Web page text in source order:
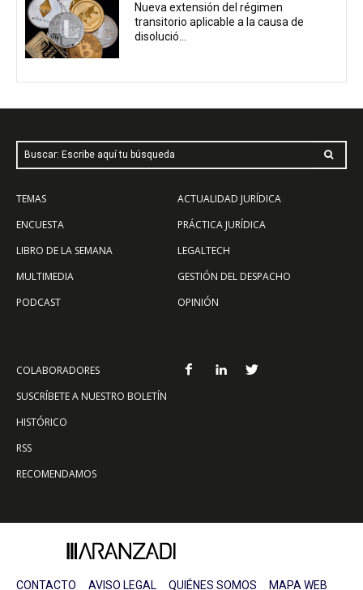
Nueva extensión del régimen
transitorio aplicable a la causa de
disolució...
Buscar: Escribe aquí tu búsqueda
TEMAS
ENCUESTA
LIBRO DE LA SEMANA
MULTIMEDIA
PODCAST
ACTUALIDAD JURÍDICA
PRÁCTICA JURÍDICA
LEGALTECH
GESTIÓN DEL DESPACHO
OPINIÓN
COLABORADORES
SUSCRÍBETE A NUESTRO BOLETÍN
HISTÓRICO
RSS
RECOMENDAMOS
CONTACTO AVISO LEGAL QUIÉNES SOMOS MAPA WEB